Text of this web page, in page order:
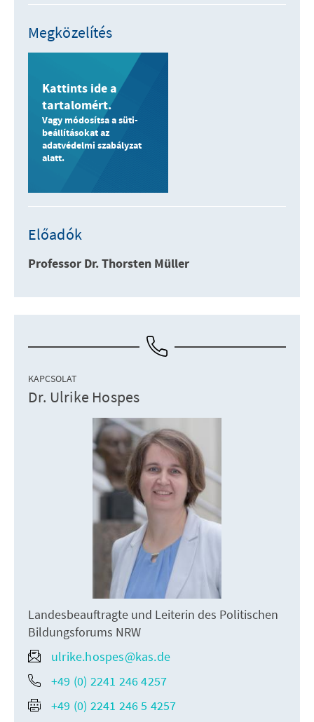
Megközelítés
Kattints ide a
tartalomért.
Vagy módosítsa a süti-
beállításokat az
adatvédelmi szabályzat
alatt.
Előadók
Professor Dr. Thorsten Müller
KAPCSOLAT
Dr. Ulrike Hospes
Landesbeauftragte und Leiterin des Politischen
Bildungsforums NRW
ulrike.hospes@kas.de
+49 (0) 2241 246 4257
+49 (0) 2241 246 5 4257